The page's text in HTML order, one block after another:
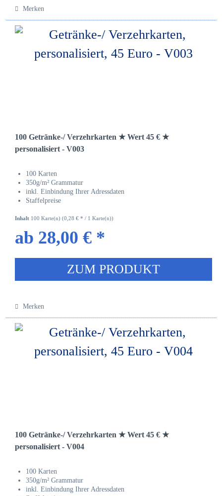
Merken
100 Getränke-/ Verzehrkarten ★ Wert 45 € ★
personalisiert - V003
100 Karten
350g/m² Grammatur
inkl. Einbindung Ihrer Adressdaten
Staffelpreise
Inhalt 100 Karte(n) (0,28 € * / 1 Karte(n))
ab 28,00 € *
ZUM PRODUKT
Merken
100 Getränke-/ Verzehrkarten ★ Wert 45 € ★
personalisiert - V004
100 Karten
350g/m² Grammatur
inkl. Einbindung Ihrer Adressdaten